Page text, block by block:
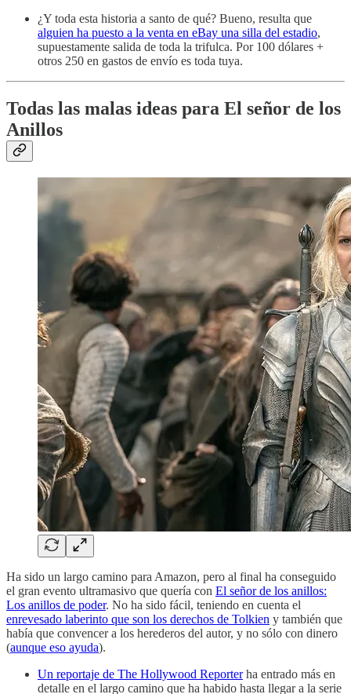
¿Y toda esta historia a santo de qué? Bueno, resulta que
alguien ha puesto a la venta en eBay una silla del estadio,
supuestamente salida de toda la trifulca. Por 100 dólares +
otros 250 en gastos de envío es toda tuya.
Todas las malas ideas para El señor de los
Anillos
Ha sido un largo camino para Amazon, pero al final ha conseguido
el gran evento ultramasivo que quería con El señor de los anillos:
Los anillos de poder. No ha sido fácil, teniendo en cuenta el
enrevesado laberinto que son los derechos de Tolkien y también que
había que convencer a los herederos del autor, y no sólo con dinero
(aunque eso ayuda).
Un reportaje de The Hollywood Reporterha entrado más en
detalle en el largo camino que ha habido hasta llegar a la serie